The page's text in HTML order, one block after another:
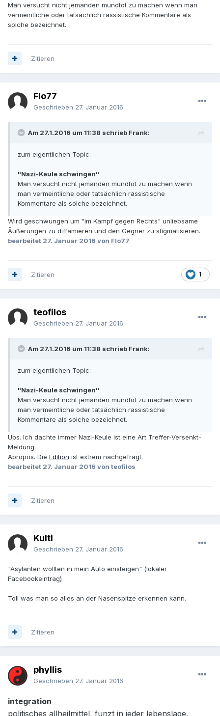
Man versucht nicht jemanden mundtot zu machen wenn man
vermeintliche oder tatsächlich rassistische Kommentare als
solche bezeichnet.
Zitieren
Flo77
Geschrieben 27. Januar 2016
Am 27.1.2016 um 11:38 schrieb Frank:
zum eigentlichen Topic:
"Nazi-Keule schwingen"
Man versucht nicht jemanden mundtot zu machen wenn
man vermeintliche oder tatsächlich rassistische
Kommentare als solche bezeichnet.
Wird geschwungen um "im Kampf gegen Rechts" unliebsame
Äußerungen zu diffamieren und den Gegner zu stigmatisieren.
bearbeitet 27. Januar 2016 von Flo77
1
Zitieren
teofilos
Geschrieben 27. Januar 2016
Am 27.1.2016 um 11:38 schrieb Frank:
zum eigentlichen Topic:
"Nazi-Keule schwingen"
Man versucht nicht jemanden mundtot zu machen wenn
man vermeintliche oder tatsächlich rassistische
Kommentare als solche bezeichnet.
Ups. Ich dachte immer Nazi-Keule ist eine Art Treffer-Versenkt-
Meldung.
Apropos. Die Edition ist extrem nachgefragt.
bearbeitet 27. Januar 2016 von teofilos
Zitieren
Kulti
Geschrieben 27. Januar 2016
"Asylanten wollten in mein Auto einsteigen" (lokaler
Facebookeintrag)
Toll was man so alles an der Nasenspitze erkennen kann.
Zitieren
phyllis
Geschrieben 27. Januar 2016
integration
politisches allheilmittel, funzt in jeder lebenslage.